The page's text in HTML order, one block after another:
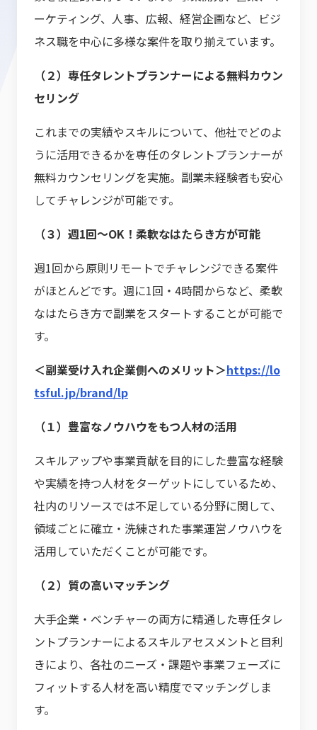
ーケティング、人事、広報、経営企画など、ビジ
ネス職を中心に多様な案件を取り揃えています。
（２）専任タレントプランナーによる無料カウン
セリング
これまでの実績やスキルについて、他社でどのよ
うに活用できるかを専任のタレントプランナーが
無料カウンセリングを実施。副業未経験者も安心
してチャレンジが可能です。
（３）週1回〜OK！柔軟なはたらき方が可能
週1回から原則リモートでチャレンジできる案件
がほとんどです。週に1回・4時間からなど、柔軟
なはたらき方で副業をスタートすることが可能で
す。
＜副業受け入れ企業側へのメリット＞https://lo
tsful.jp/brand/lp
（１）豊富なノウハウをもつ人材の活用
スキルアップや事業貢献を目的にした豊富な経験
や実績を持つ人材をターゲットにしているため、
社内のリソースでは不足している分野に関して、
領域ごとに確立・洗練された事業運営ノウハウを
活用していただくことが可能です。
（２）質の高いマッチング
大手企業・ベンチャーの両方に精通した専任タレ
ントプランナーによるスキルアセスメントと目利
きにより、各社のニーズ・課題や事業フェーズに
フィットする人材を高い精度でマッチングしま
す。